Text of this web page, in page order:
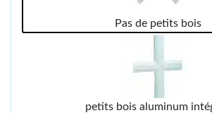
Pas de petits bois
petits bois aluminum